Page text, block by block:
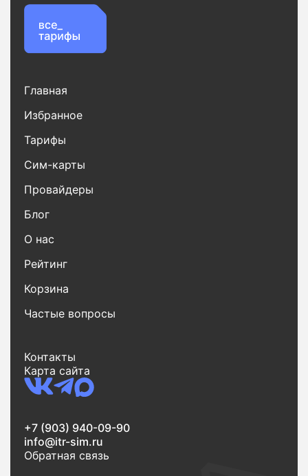
Главная
Избранное
Тарифы
Сим-карты
Провайдеры
Блог
О нас
Рейтинг
Корзина
Частые вопросы
Контакты
Карта сайта
+7 (903) 940-09-90
info@itr-sim.ru
Обратная связь